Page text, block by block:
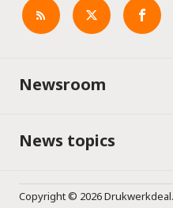
Newsroom
News topics
Copyright © 2026